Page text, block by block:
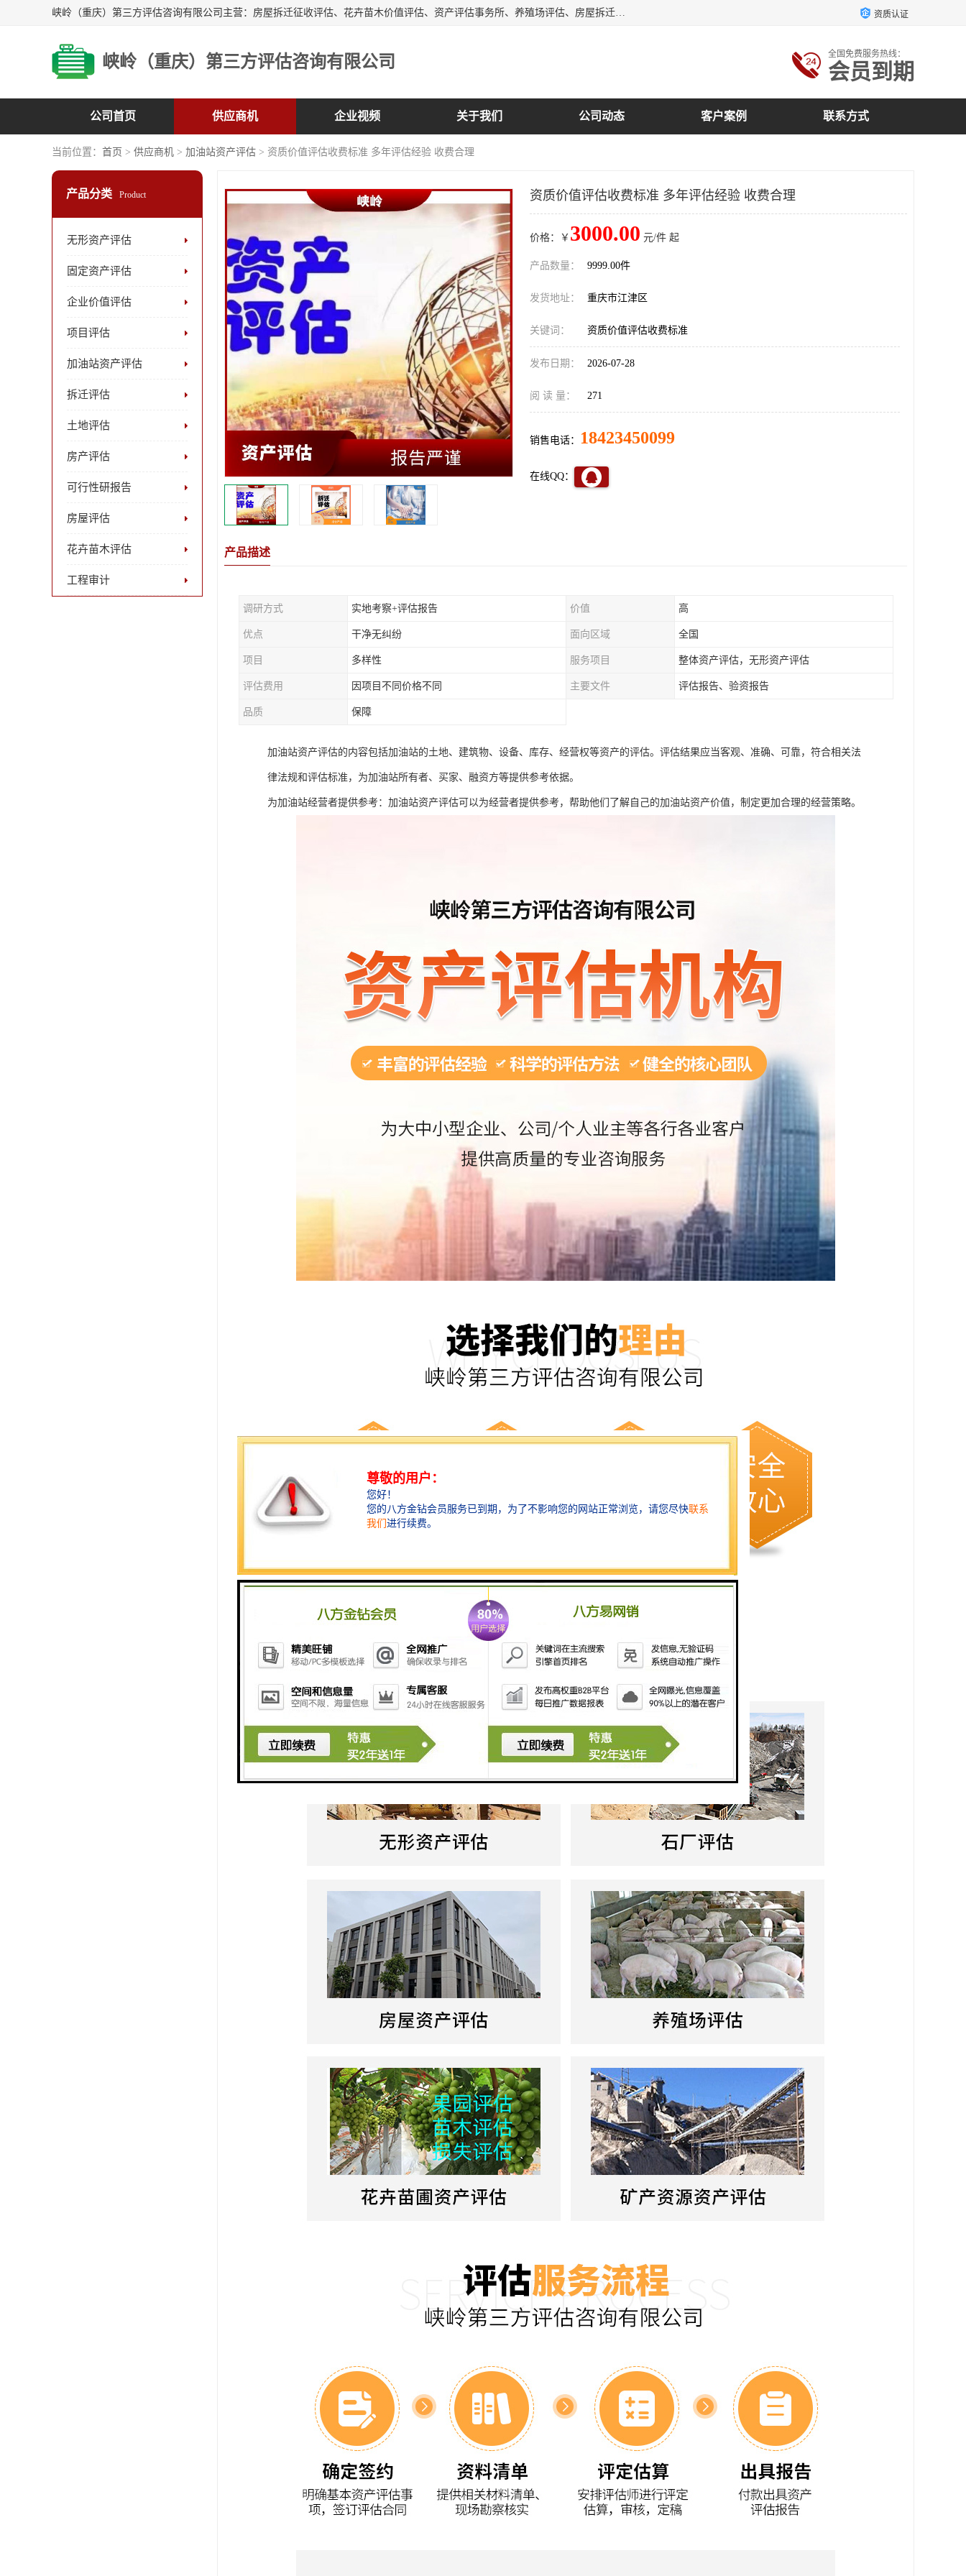
峡岭（重庆）第三方评估咨询有限公司主营：房屋拆迁征收评估、花卉苗木价值评估、资产评估事务所、养殖场评估、房屋拆迁服务公司等，形成了综合一体化的资产评估、财务审计和资产优化处置服务，是在全国同行业中资质全、业务服务范围广、具有影响力的综合服务机构。 资质认证
峡岭（重庆）第三方评估咨询有限公司 全国免费服务热线：
会员到期
公司首页 供应商机 企业视频 关于我们 公司动态 客户案例 联系方式
当前位置： 首页 > 供应商机 > 加油站资产评估 > 资质价值评估收费标准 多年评估经验 收费合理
产品分类 Product
无形资产评估
固定资产评估
企业价值评估
项目评估
加油站资产评估
拆迁评估
土地评估
房产评估
可行性研报告
房屋评估
花卉苗木评估
工程审计
资质价值评估收费标准 多年评估经验 收费合理
价格：￥ 3000.00 元/件 起
产品数量： 9999.00件
发货地址： 重庆市江津区
关键词： 资质价值评估收费标准
发布日期： 2026-07-28
阅 读 量： 271
销售电话： 18423450099
在线QQ：
产品描述
调研方式 实地考察+评估报告 价值 高
优点 干净无纠纷 面向区域 全国
项目 多样性 服务项目 整体资产评估，无形资产评估
评估费用 因项目不同价格不同 主要文件 评估报告、验资报告
品质 保障
加油站资产评估的内容包括加油站的土地、建筑物、设备、库存、经营权等资产的评估。评估结果应当客观、准确、可靠，符合相关法
律法规和评估标准，为加油站所有者、买家、融资方等提供参考依据。
为加油站经营者提供参考：加油站资产评估可以为经营者提供参考，帮助他们了解自己的加油站资产价值，制定更加合理的经营策略。